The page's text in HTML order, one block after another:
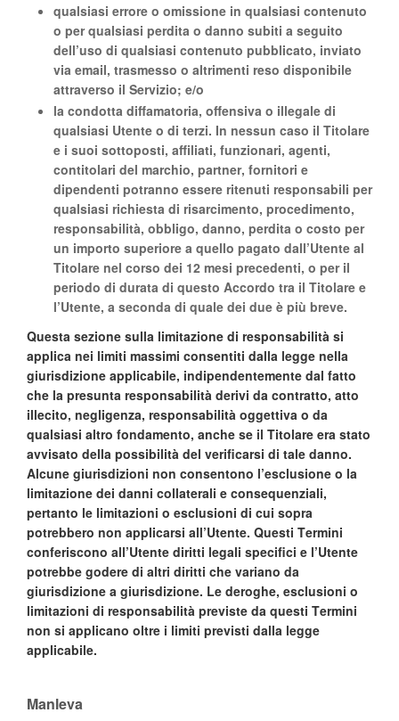
qualsiasi errore o omissione in qualsiasi contenuto
o per qualsiasi perdita o danno subiti a seguito
dell’uso di qualsiasi contenuto pubblicato, inviato
via email, trasmesso o altrimenti reso disponibile
attraverso il Servizio; e/o
la condotta diffamatoria, offensiva o illegale di
qualsiasi Utente o di terzi. In nessun caso il Titolare
e i suoi sottoposti, affiliati, funzionari, agenti,
contitolari del marchio, partner, fornitori e
dipendenti potranno essere ritenuti responsabili per
qualsiasi richiesta di risarcimento, procedimento,
responsabilità, obbligo, danno, perdita o costo per
un importo superiore a quello pagato dall’Utente al
Titolare nel corso dei 12 mesi precedenti, o per il
periodo di durata di questo Accordo tra il Titolare e
l’Utente, a seconda di quale dei due è più breve.
Questa sezione sulla limitazione di responsabilità si
applica nei limiti massimi consentiti dalla legge nella
giurisdizione applicabile, indipendentemente dal fatto
che la presunta responsabilità derivi da contratto, atto
illecito, negligenza, responsabilità oggettiva o da
qualsiasi altro fondamento, anche se il Titolare era stato
avvisato della possibilità del verificarsi di tale danno.
Alcune giurisdizioni non consentono l’esclusione o la
limitazione dei danni collaterali e consequenziali,
pertanto le limitazioni o esclusioni di cui sopra
potrebbero non applicarsi all’Utente. Questi Termini
conferiscono all’Utente diritti legali specifici e l’Utente
potrebbe godere di altri diritti che variano da
giurisdizione a giurisdizione. Le deroghe, esclusioni o
limitazioni di responsabilità previste da questi Termini
non si applicano oltre i limiti previsti dalla legge
applicabile.
Manleva